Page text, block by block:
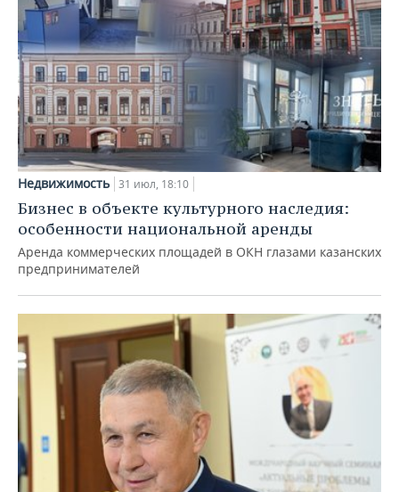
Недвижимость 31 июл, 18:10
Бизнес в объекте культурного наследия:
особенности национальной аренды
Аренда коммерческих площадей в ОКН глазами казанских
предпринимателей